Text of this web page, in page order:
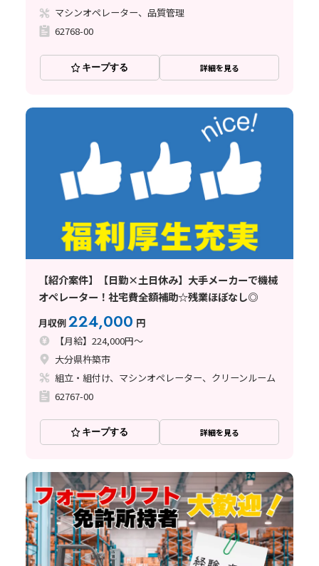
マシンオペレーター、品質管理
62768-00
キープする 詳細を見る
【紹介案件】【日勤×土日休み】大手メーカーで機械
オペレーター！社宅費全額補助☆残業ほぼなし◎
月収例224,000 円
【月給】224,000円～
大分県杵築市
組立・組付け、マシンオペレーター、クリーンルーム
62767-00
キープする 詳細を見る